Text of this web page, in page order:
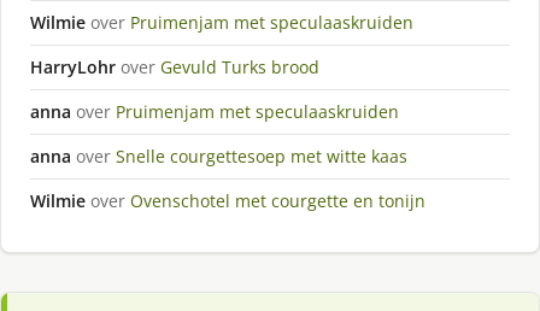
Wilmie over Pruimenjam met speculaaskruiden
HarryLohr over Gevuld Turks brood
anna over Pruimenjam met speculaaskruiden
anna over Snelle courgettesoep met witte kaas
Wilmie over Ovenschotel met courgette en tonijn